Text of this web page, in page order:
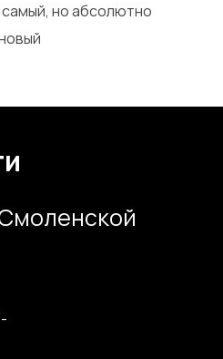
но абсолютно